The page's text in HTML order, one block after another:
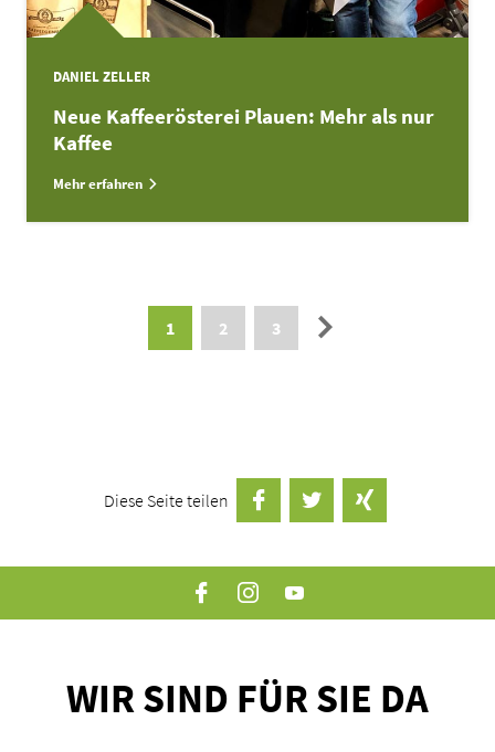
DANIEL ZELLER
Neue Kaffeerösterei Plauen: Mehr als nur
Kaffee
Mehr erfahren
1 2 3 →
Diese Seite teilen auf Facebook teilen
Twittern
WIR SIND FÜR SIE DA
FacebookInstagram